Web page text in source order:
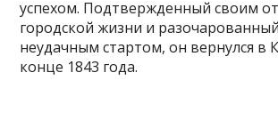
успехом. Подтвержденный своим
городской жизни и
неудачным стартом, он вернулся в
конце 1843 года.